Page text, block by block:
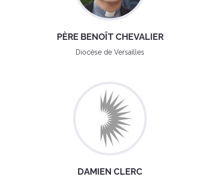
PÈRE BENOÎT CHEVALIER
Diocèse de Versailles
DAMIEN CLERC